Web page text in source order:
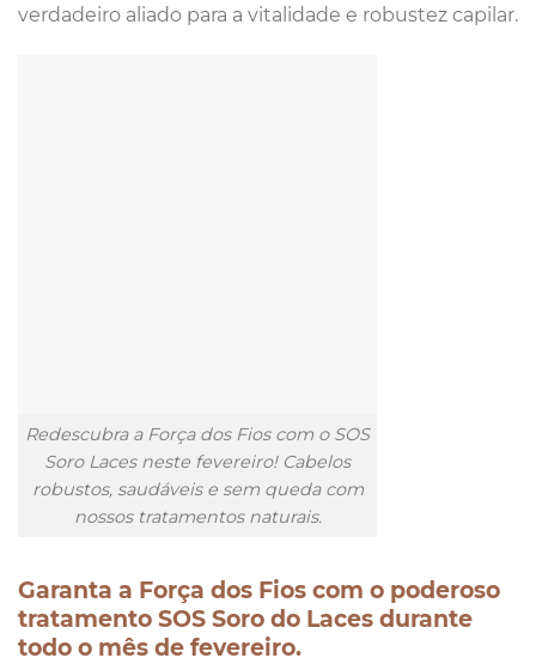
verdadeiro aliado para a vitalidade e robustez capilar.
Redescubra a Força dos Fios com o SOS
Soro Laces neste fevereiro! Cabelos
robustos, saudáveis e sem queda com
nossos tratamentos naturais.
Garanta a Força dos Fios com o poderoso
tratamento SOS Soro do Laces durante
todo o mês de fevereiro.